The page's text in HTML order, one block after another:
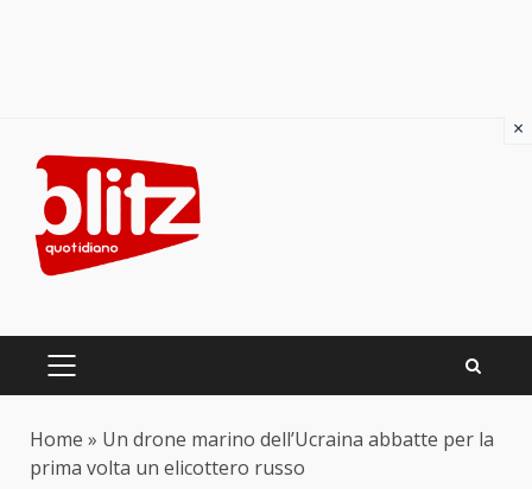
content
PRIMARY
Home » Un drone marino dell’Ucraina abbatte per la
prima volta un elicottero russo
×